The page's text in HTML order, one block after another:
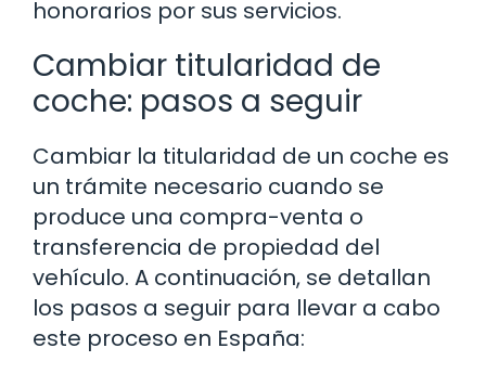
honorarios por sus servicios.
Cambiar titularidad de
coche: pasos a seguir
Cambiar la titularidad de un coche es
un trámite necesario cuando se
produce una compra-venta o
transferencia de propiedad del
vehículo. A continuación, se detallan
los pasos a seguir para llevar a cabo
este proceso en España: